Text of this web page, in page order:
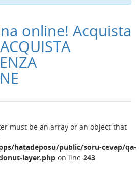
online! Acquista
must be an array or an object that
hatadeposu/public/soru-cevap/qa-
layer.php on line 243